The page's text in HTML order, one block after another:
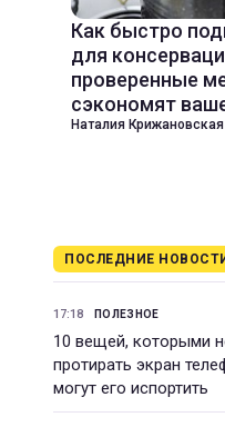
Как быстро
для
проверенные
сэкономят
Наталия Крижановская
ПОСЛЕДНИЕ
17:18 ПОЛЕЗНОЕ
10 вещей, которыми
протирать экран
могут его испортить